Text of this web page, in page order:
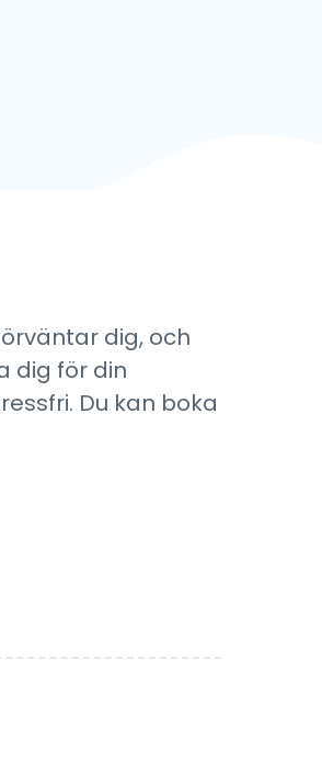
dig, och
dig för din
Du kan boka